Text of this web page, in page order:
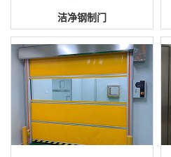
洁净钢制门